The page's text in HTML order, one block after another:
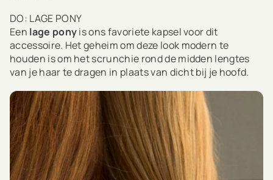
DO: LAGE PONY
Een lage ponyis ons favoriete kapsel voor dit
accessoire. Het geheim om deze look modern te
houden is om het scrunchie rond de midden lengtes
van je haar te dragen in plaats van dicht bij je hoofd.